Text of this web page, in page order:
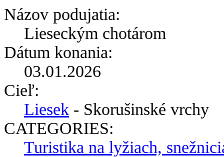
Názov podujatia:
Lieseckým chotárom
Dátum konania:
03.01.2026
Cieľ:
Liesek - Skorušinské vrchy
CATEGORIES:
Turistika na lyžiach,